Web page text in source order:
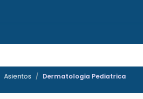
Asientos Dermatologia Pediatrica